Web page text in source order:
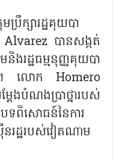
រឹក្សារដ្ឋគុយបា
បានសង្កត់
ងរដ្ឋធម្មនុញ្ញគុយបា
ន។ លោក Homero
ងបំណងប្រាថ្នា​របស់
ពិសោធន៍នៃ​ការ
រដ្ឋ​របស់វៀតណាម